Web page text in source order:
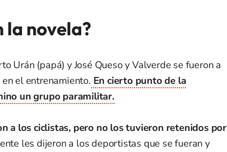
la novela?
Urán (papá) y José Queso y Valverde se fueron a
el entrenamiento. En cierto punto de la
un grupo paramilitar.
a los ciclistas, pero no los tuvieron retenidos por
les dijeron a los deportistas que se fueran y